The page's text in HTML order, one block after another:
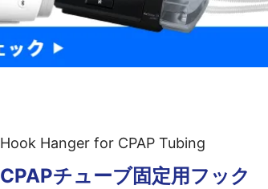
Hook Hanger for CPAP Tubing
CPAPチューブ固定用フック